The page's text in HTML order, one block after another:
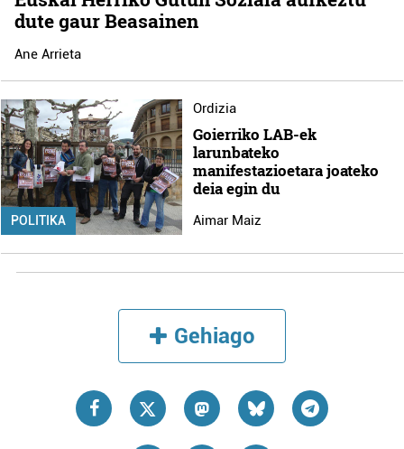
dute gaur Beasainen
Ane Arrieta
POLITIKA
Ordizia
Goierriko LAB-ek
larunbateko
manifestazioetara joateko
deia egin du
Aimar Maiz
Gehiago